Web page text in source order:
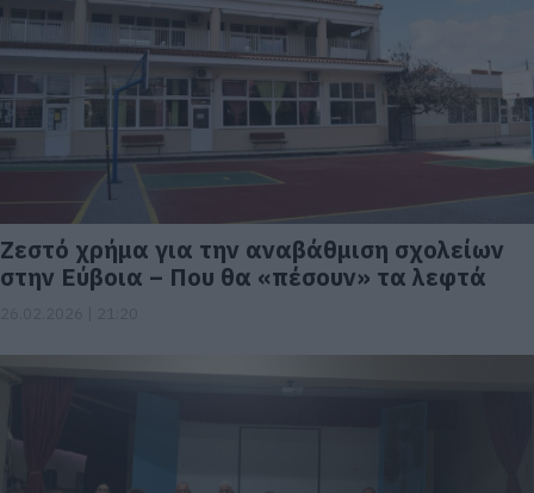
Ζεστό χρήμα για την αναβάθμιση σχολείων
στην Εύβοια – Που θα «πέσουν» τα λεφτά